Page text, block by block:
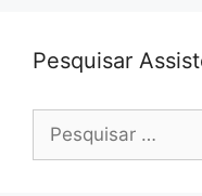
Pesquisar
por: